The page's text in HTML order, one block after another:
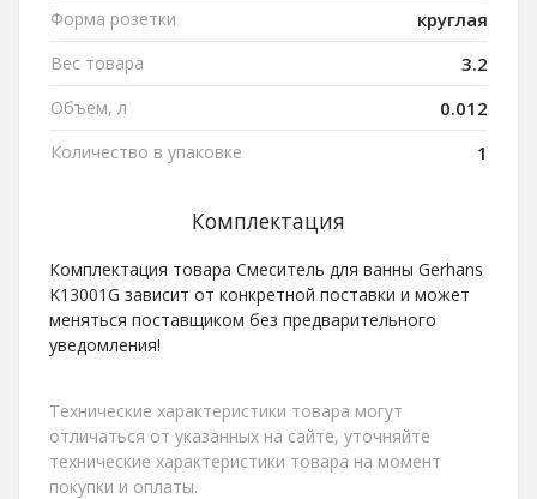
Форма розетки круглая
Вес товара 3.2
Объем, л 0.012
Количество в упаковке 1
Комплектация
Комплектация товара Смеситель для ванны Gerhans
K13001G зависит от конкретной поставки и может
меняться поставщиком без предварительного
уведомления!
Технические характеристики товара могут
отличаться от указанных на сайте, уточняйте
технические характеристики товара на момент
покупки и оплаты.